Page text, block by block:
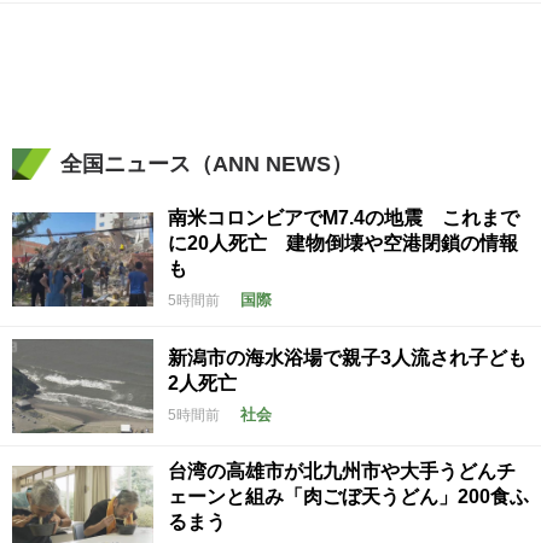
全国ニュース（ANN NEWS）
南米コロンビアでM7.4の地震 これまで
に20人死亡 建物倒壊や空港閉鎖の情報
も
5時間前 国際
新潟市の海水浴場で親子3人流され子ども
2人死亡
5時間前 社会
台湾の高雄市が北九州市や大手うどんチ
ェーンと組み「肉ごぼ天うどん」200食ふ
るまう